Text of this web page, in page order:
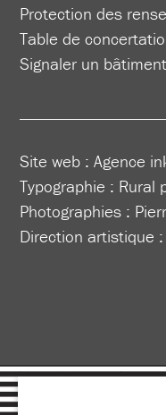
Protection des
Table de
Signaler un
Site web :Agence
Typographie : Rural
Photographies :
Direction artistique :